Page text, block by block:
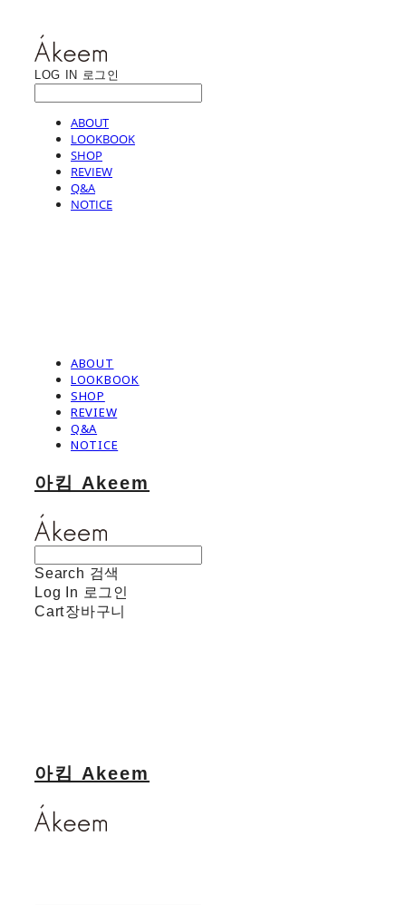
LOG IN 로그인
ABOUT
LOOKBOOK
SHOP
REVIEW
Q&A
NOTICE
ABOUT
LOOKBOOK
SHOP
REVIEW
Q&A
NOTICE
아킴 Akeem
Search 검색
Log In 로그인
Cart장바구니
아킴 Akeem